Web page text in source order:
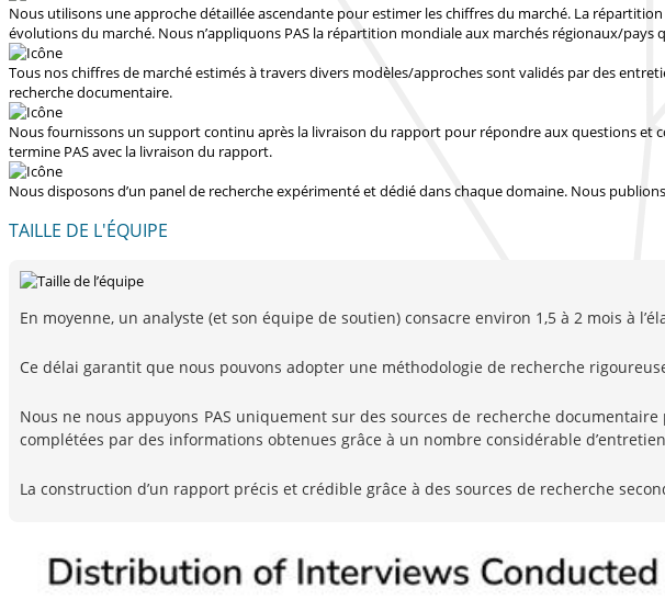
Nous utilisons une approche détaillée ascendante pour estimer les chiffres du marché. La
évolutions du marché. Nous n’appliquons PAS la répartition mondiale aux marchés régionaux/pays
Tous nos chiffres de marché estimés à travers divers modèles/approches sont validés par des
recherche documentaire.
Nous fournissons un support continu après la livraison du rapport pour répondre aux questions
termine PAS avec la livraison du rapport.
Nous disposons d’un panel de recherche expérimenté et dédié dans chaque domaine. Nous
TAILLE DE L'ÉQUIPE
En moyenne, un analyste (et son équipe de soutien) consacre environ 1,5 à 2 mois à
Ce délai garantit que nous pouvons adopter une méthodologie de recherche
Nous ne nous appuyons PAS uniquement sur des sources de recherche
complétées par des informations obtenues grâce à un nombre considérable
La construction d’un rapport précis et crédible grâce à des sources de recherche